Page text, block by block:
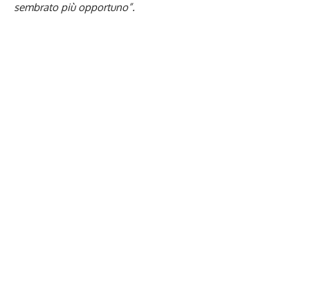
sembrato più opportuno”.